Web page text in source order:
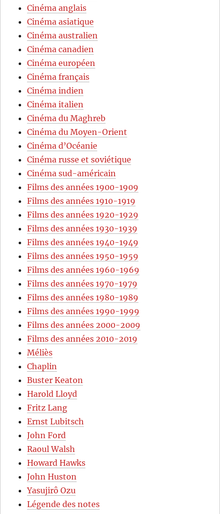
Cinéma anglais
Cinéma asiatique
Cinéma australien
Cinéma canadien
Cinéma européen
Cinéma français
Cinéma indien
Cinéma italien
Cinéma du Maghreb
Cinéma du Moyen-Orient
Cinéma d’Océanie
Cinéma russe et soviétique
Cinéma sud-américain
Films des années 1900-1909
Films des années 1910-1919
Films des années 1920-1929
Films des années 1930-1939
Films des années 1940-1949
Films des années 1950-1959
Films des années 1960-1969
Films des années 1970-1979
Films des années 1980-1989
Films des années 1990-1999
Films des années 2000-2009
Films des années 2010-2019
Méliès
Chaplin
Buster Keaton
Harold Lloyd
Fritz Lang
Ernst Lubitsch
John Ford
Raoul Walsh
Howard Hawks
John Huston
Yasujirô Ozu
Légende des notes